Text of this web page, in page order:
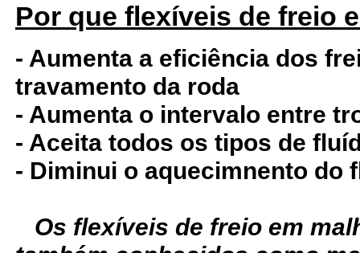
Por que flexíveis de freio
- Aumenta a eficiência dos
travamento da roda
- Aumenta o intervalo entre
- Aceita todos os tipos de
- Diminui o aquecimnento do
Os flexíveis de freio em